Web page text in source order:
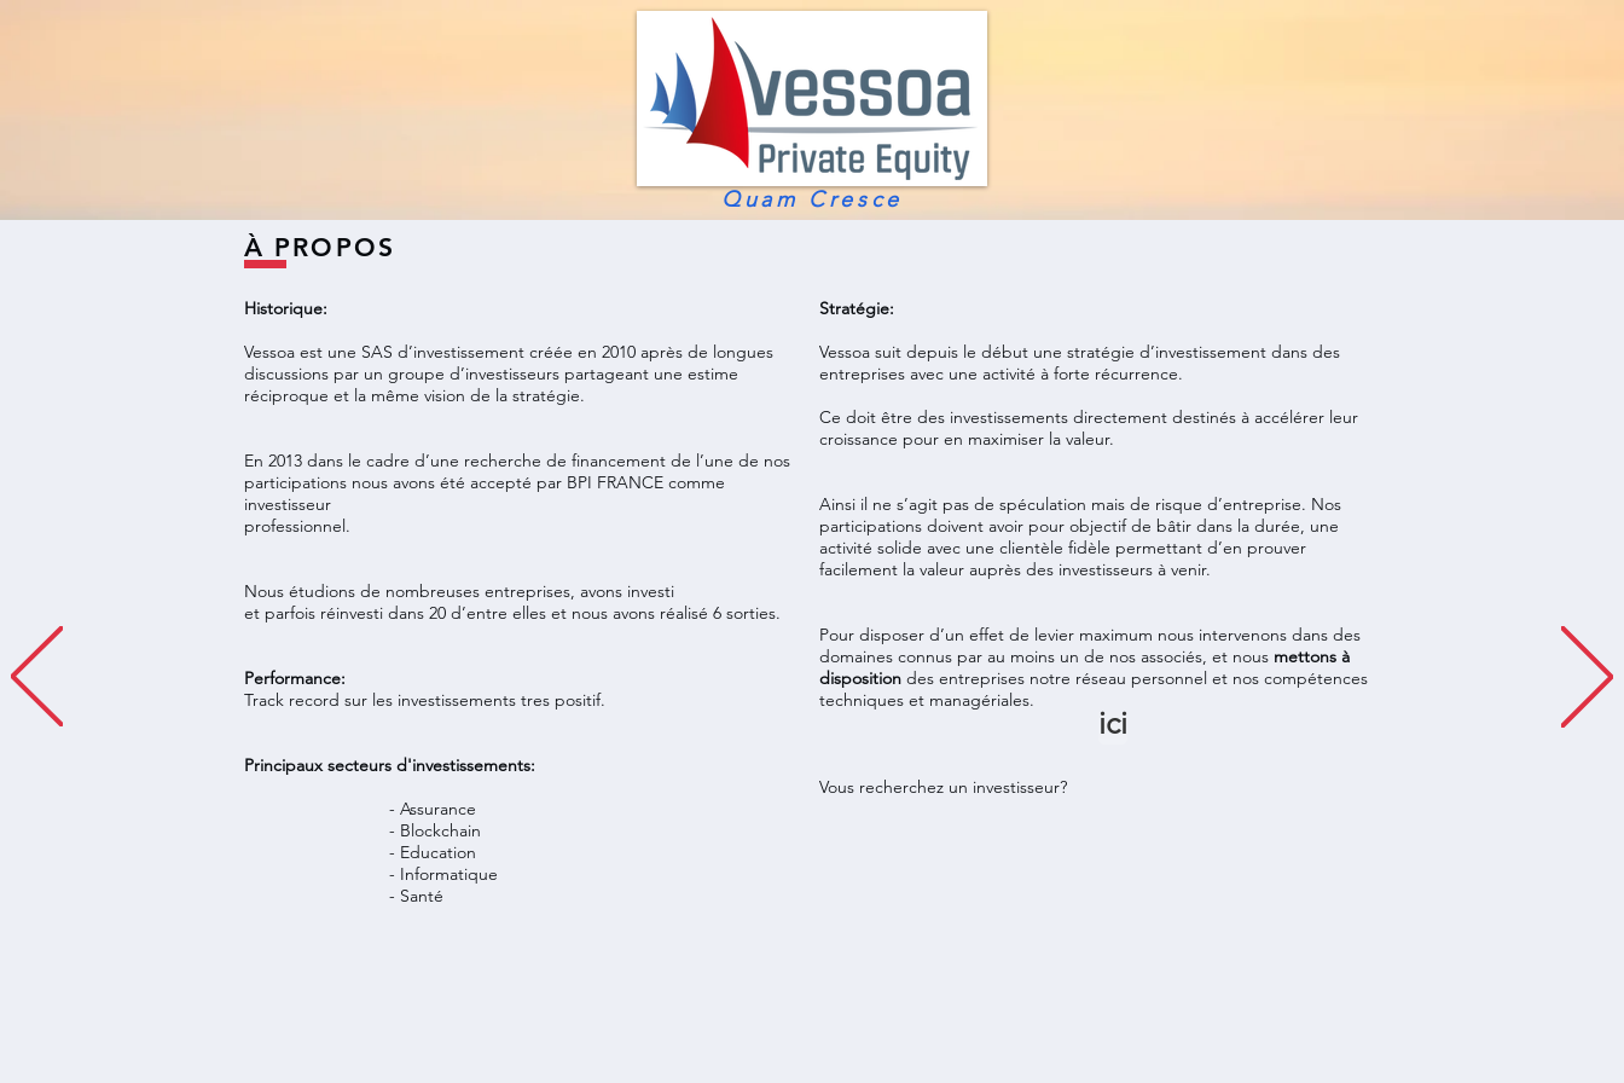
Quam Cresce
À PROPOS
Historique:
Vessoa est une SAS d’investissement créée en 2010 après de longues
discussions par un groupe d’investisseurs partageant une estime
réciproque et la même vision de la stratégie.
En 2013 dans le cadre d’une recherche de financement de l’une de nos
participations nous avons été accepté par BPI FRANCE comme
investisseur
professionnel.
Nous étudions de nombreuses entreprises, avons investi
et parfois réinvesti dans 20 d’entre elles et nous avons réalisé 6 sorties.
Performance:
Track record sur les investissements tres positif.
Principaux secteurs d'investissements:
- Assurance
- Blockchain
- Education
- Informatique
- Santé
Stratégie:
Vessoa suit depuis le début une stratégie d’investissement dans des
entreprises avec une activité à forte récurrence.
Ce doit être des investissements directement destinés à accélérer leur
croissance pour en maximiser la valeur.
Ainsi il ne s’agit pas de spéculation mais de risque d’entreprise. Nos
participations doivent avoir pour objectif de bâtir dans la durée, une
activité solide avec une clientèle fidèle permettant d’en prouver
facilement la valeur auprès des investisseurs à venir.
Pour disposer d’un effet de levier maximum nous intervenons dans des
domaines connus par au moins un de nos associés, et nous mettons à
disposition des entreprises notre réseau personnel et nos compétences
techniques et managériales.
Vous recherchez un investisseur?
ici